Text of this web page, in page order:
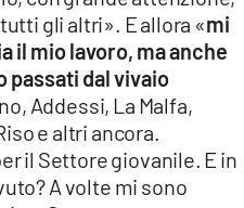
gli altri». E allora «mi
il mio lavoro, ma anche
passati dal vivaio
Addessi, La Malfa,
e altri ancora.
il Settore giovanile. E in
A volte mi sono